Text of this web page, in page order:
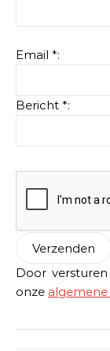
Email *:
Bericht *:
Door
onze